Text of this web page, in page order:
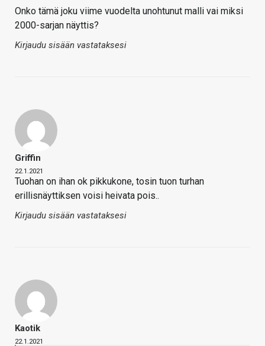
Onko tämä joku viime vuodelta unohtunut malli vai miksi
2000-sarjan näyttis?
Kirjaudu sisään vastataksesi
Griffin
22.1.2021
Tuohan on ihan ok pikkukone, tosin tuon turhan
erillisnäyttiksen voisi heivata pois..
Kirjaudu sisään vastataksesi
Kaotik
22.1.2021